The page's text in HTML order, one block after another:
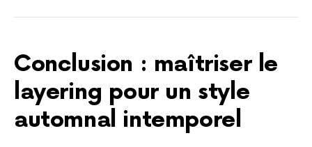
Conclusion : maîtriser le
layering pour un style
automnal intemporel